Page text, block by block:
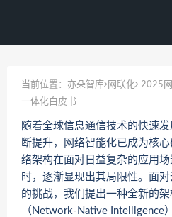
当前位置： 亦朵智库 网联化
2025
一体化白皮书
随着全球信息通信技术的快速
断提升，网络智能化已成为核
络架构在面对日益复杂的应用
时，逐渐显现出其局限性。面
的挑战，我们提出一种全新的
（Network-Native Intelligence